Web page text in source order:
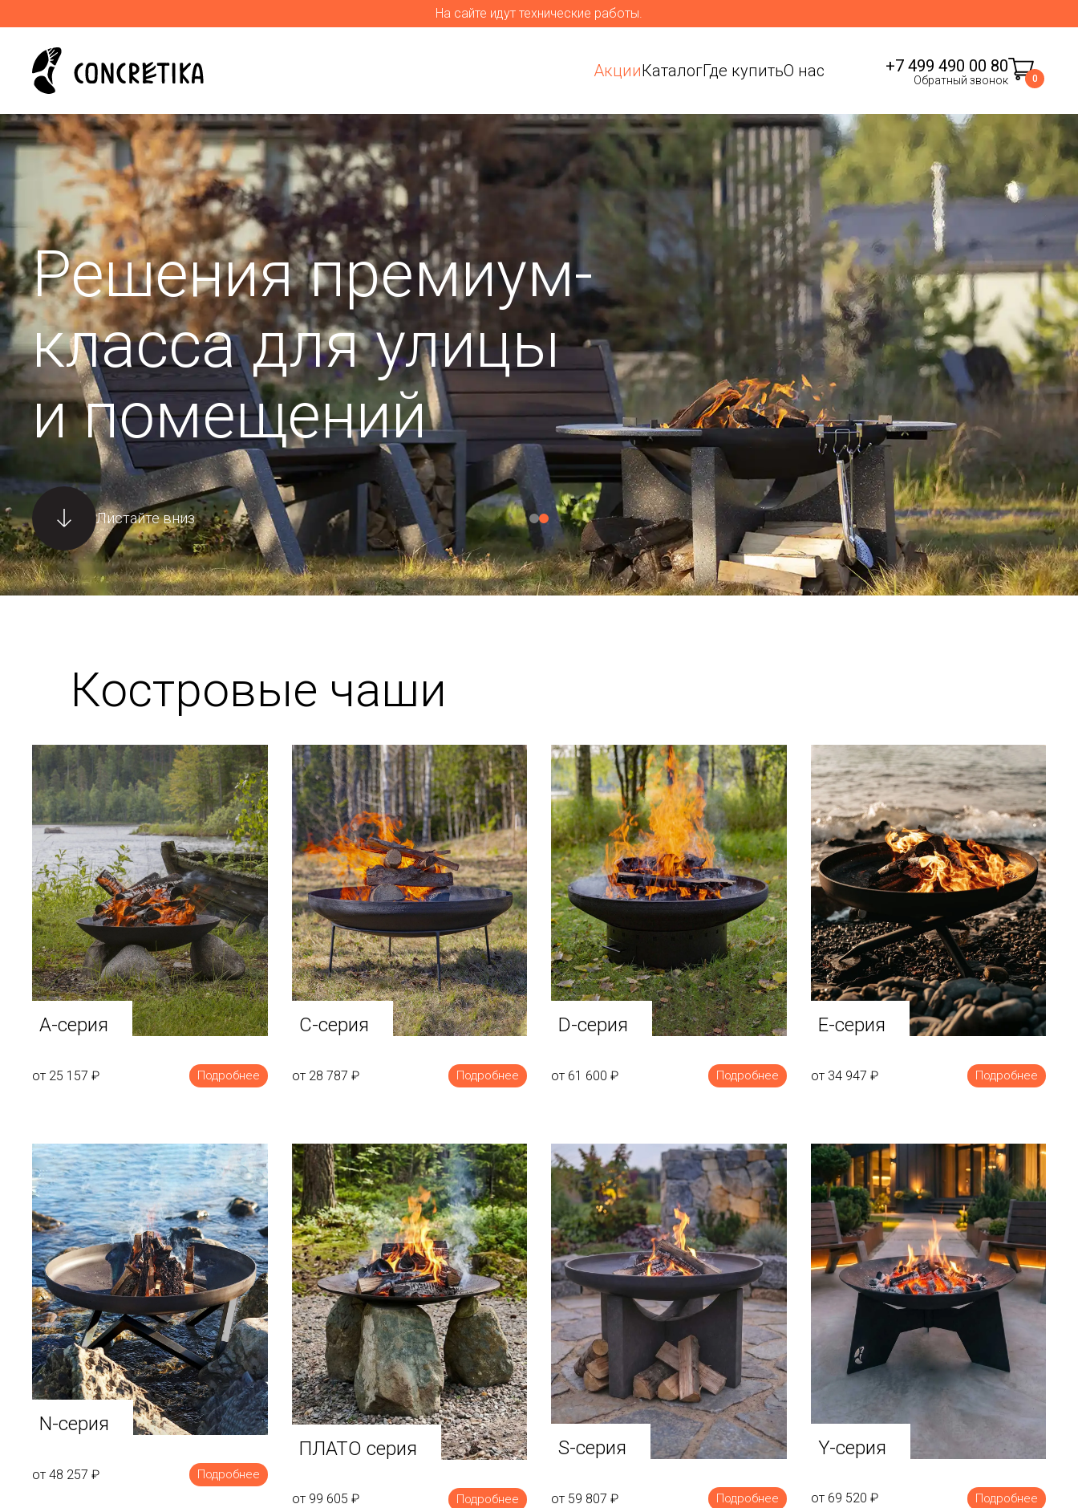
На сайте идут технические работы.
АкцииКаталогГде купитьО нас +7 499 490 00 80
Обратный звонок 0
Решения премиум-
класса для улицы
и помещений
Листайте вниз
Костровые чаши
A-серия
от 25 157 ₽ Подробнее
C-серия
от 28 787 ₽ Подробнее
D-серия
от 61 600 ₽ Подробнее
E-серия
от 34 947 ₽ Подробнее
N-серия
от 48 257 ₽ Подробнее
ПЛАТО серия
от 99 605 ₽ Подробнее
S-серия
от 59 807 ₽ Подробнее
Y-серия
от 69 520 ₽ Подробнее